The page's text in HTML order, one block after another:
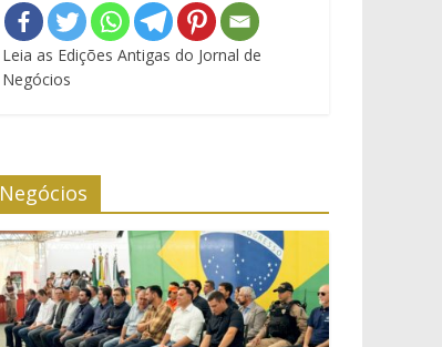
Leia as Edições Antigas do Jornal de
Negócios
Negócios